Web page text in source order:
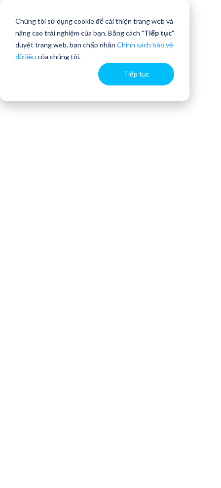
Chúng tôi sử dụng cookie để cải thiện trang web và
nâng cao trải nghiệm của bạn. Bằng cách "Tiếp tục"
duyệt trang web, bạn chấp nhận Chính sách bảo vệ
dữ liệu của chúng tôi.
Tiếp tục